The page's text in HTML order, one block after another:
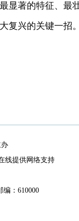
显著的特征、最
复兴的关键一招。
线提供网络支持
：610000